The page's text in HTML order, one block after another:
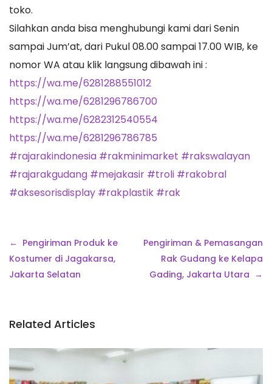
toko.
Silahkan anda bisa menghubungi kami dari Senin
sampai Jum’at, dari Pukul 08.00 sampai 17.00 WIB, ke
nomor WA atau klik langsung dibawah ini :
https://wa.me/6281288551012
https://wa.me/6281296786700
https://wa.me/6282312540554
https://wa.me/6281296786785
#rajarakindonesia #rakminimarket #rakswalayan
#rajarakgudang #mejakasir #troli #rakobral
#aksesorisdisplay #rakplastik #rak
Navigasi
pos
Pengiriman Produk ke
Kostumer di Jagakarsa,
Jakarta Selatan
Pengiriman & Pemasangan
Rak Gudang ke Kelapa
Gading, Jakarta Utara
Related Articles